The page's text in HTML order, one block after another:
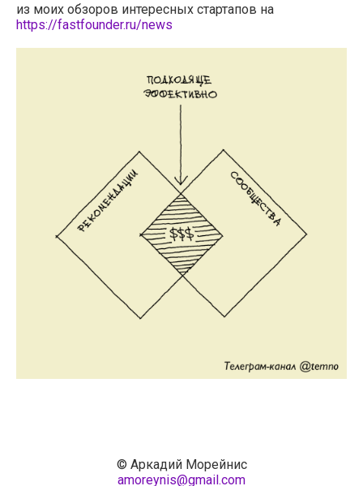
из моих обзоров интересных стартапов на
https://fastfounder.ru/news
© Аркадий Морейнис
amoreynis@gmail.com